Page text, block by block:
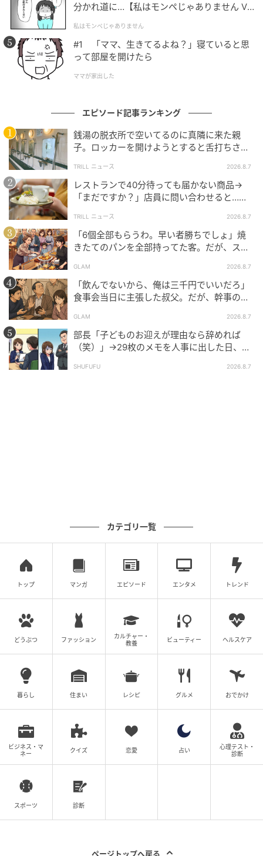
「なんでそんな言い方？」
画面に浮かび上がった即座の返信に、私は全身の血の
気がサーッと引いていくのを感じました。
ずっと画面の向こうで、私のトーク画面を開いたま
慌ててブロック設定を完了させたものの、あの薄気味
悪いメッセージの通知画面は、今でも私の脳裏にべっ
たりと焼き付いて離れません。
※GLAMが独自に実施したアンケートで集めた、40
代・女性読者様の体験談をもとに記事化しています
元記事で読む
次の記事
「彼、安月給なのに頑張るよね」大手銀行員
の彼を自慢する友人。だが、私の婚約指輪の
ブランドを知ると黙り込んだワケ
の記事をもっとみる
分かれ道に…【私はモンペじゃありません Vo
私はモンペじゃありません
#1 「ママ、生きてるよね？」寝ていると思
って部屋を開けたら
ママが家出した
エピソード記事ランキング
銭湯の脱衣所で空いてるのに真隣に来た親
子。ロッカーを開けようとすると舌打ちさ
中で拍手」
TRILL ニュース 2026.8.7
レストランで40分待っても届かない商品→
「まだですか？」店員に問い合わせると…そ
せん」
TRILL ニュース 2026.8.7
「6個全部もらうわ。早い者勝ちでしょ」焼
きたてのパンを全部持ってた客。だが、スタ
GLAM 2026.8.7
「飲んでないから、俺は三千円でいいだろ」
食事会当日に主張した叔父。だが、幹事のい
GLAM 2026.8.7
部長「子どものお迎えが理由なら辞めれば
（笑）」→29枚のメモを人事に出した日、部
SHUFUFU 2026.8.7
カテゴリ一覧
トップ マンガ エピソード エンタメ トレンド
どうぶつ ファッション
カルチャー・
教養
ビューティー ヘルスケア
暮らし 住まい レシピ グルメ おでかけ
ビジネス・マ
ネー
クイズ 恋愛 占い
心理テスト・
診断
スポーツ 診断
ページトップへ戻る